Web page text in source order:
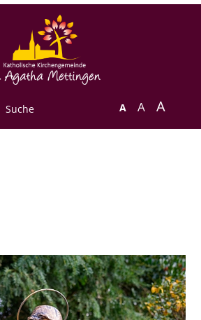
Suche A A A